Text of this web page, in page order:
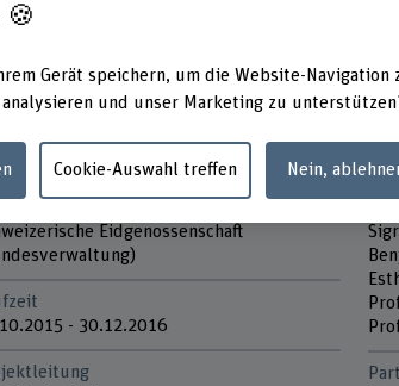
Integration in den
Schritte.
Eidgenossenschaft
- 30.12.2016
🍪
Gerät speichern, um die Website-Navigation
und unser Marketing zu
Cookie-Auswahl treffen Nein,